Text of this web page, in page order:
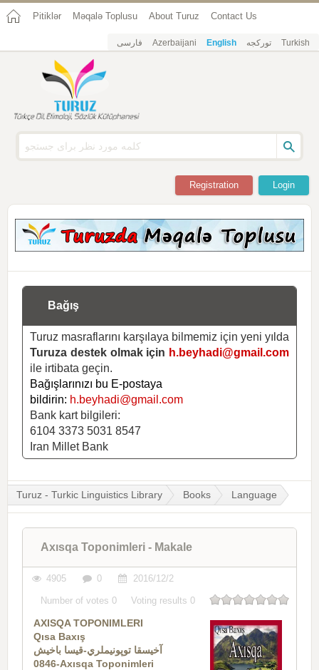
Pitiklər Məqalə Toplusu About Turuz Contact Us
فارسی Azerbaijani English تورکجه Turkish
Login
Registration
Bağış
Turuz masraflarını karşılaya bilmemiz için yeni yılda
Turuza destek olmak için h.beyhadi@gmail.com
ile irtibata geçin.
Bağışlarınızı bu E-postaya
bildirin: h.beyhadi@gmail.com
Bank kart bilgileri:
6104 3373 5031 8547
Iran Millet Bank
Turuz - Turkic Linguistics Library Books Language
Axısqa Toponimleri - Makale
4905 0 2016/12/2
Number of votes 0 Voting results 0
AXISQA TOPONIMLERI
Qısa Baxış
آخيسقا توپونيملري-قيسا باخيش
0846-Axısqa Toponimleri